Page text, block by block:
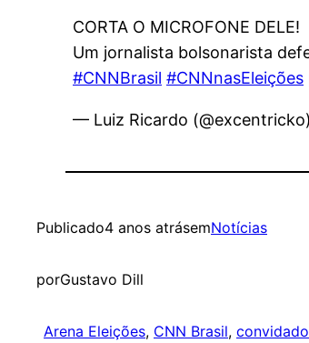
CORTA O MICROFONE DELE!
Um jornalista bolsonarista
#CNNBrasil #CNNnasEleições
— Luiz Ricardo (@excentricko)
Publicado4 anos atrásemNotícias
porGustavo Dill
Arena Eleições, CNN Brasil,